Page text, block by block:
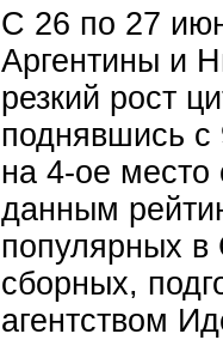
С 26 по 27
Аргентины и
резкий рост
поднявшись с
на 4-ое место
данным
популярных
сборных,
агентством